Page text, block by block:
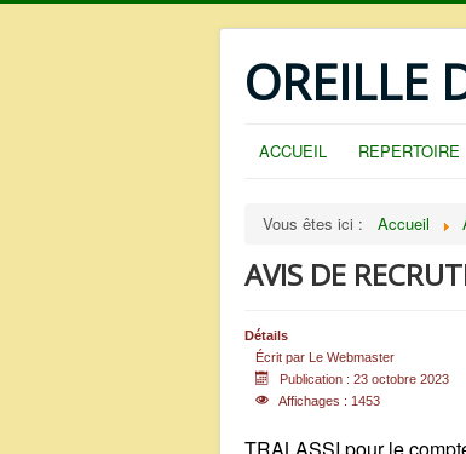
OREILLE
ACCUEIL REPERTOIRE
Vous êtes ici : Accueil
AVIS DE
Détails
Écrit par Le Webmaster
Publication : 23 octobre 2023
Affichages : 1453